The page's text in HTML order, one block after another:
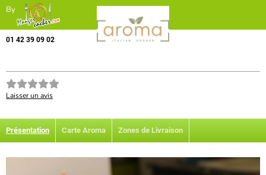
By
01 42 39 09 02
Laisser un avis
Présentation Carte Aroma Zones de Livraison